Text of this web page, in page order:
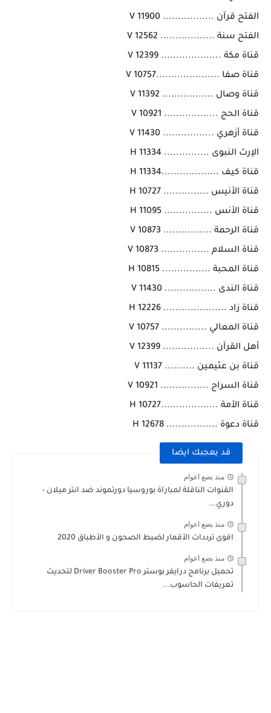
الفتح قرآن ................. 11900 V
الفتح سنة .................. 12562 V
قناة مكة .................... 12399 V
قناة صفا .....................10757 V
قناة وصال ................. 11392 V
قناة الحج .................. 10921 V
قناة أزهري ................. 11430 V
الإرث النبوى ............... 11334 H
قناة كيف ...................11334 H
قناة الأنيس ............... 10727 H
قناة الأنس ................ 11095 H
قناة الرحمة ................ 10873 V
قناة السلام ................ 10873 V
قناة المحبة ................ 10815 H
قناة الندى ................. 11430 V
قناة زاد ..................... 12226 H
قناة المعالي ............... 10757 V
أهل القرآن ................. 12399 V
قناة بن عثيمين .......... 11137 V
قناة السراج ................ 10921 V
قناة الأمة ...................10727 H
قناة دعوة ................. 12678 H
قد يعجبك ايضا
منذ بضع اعوام
القنوات الناقلة لمباراة بوروسيا دورتموند ضد انتر ميلان -
دوري...
منذ بضع اعوام
اقوى ترددات الأقمار لضبط الصحون و الأطباق 2020
منذ بضع اعوام
تحميل برنامج درايفر بوستر Driver Booster Pro لتحديث
تعريفات الحاسوب...